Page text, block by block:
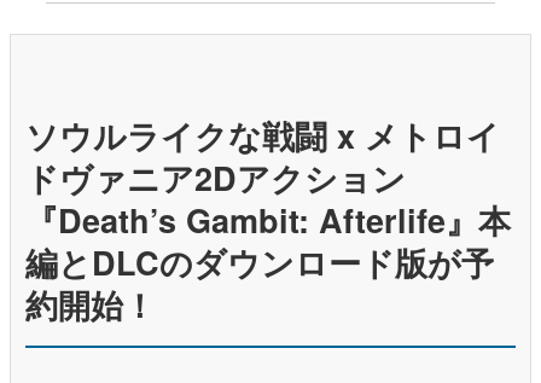
ソウルライクな戦闘 x メトロイ
ドヴァニア2Dアクション
『Death’s Gambit: Afterlife』本
編とDLCのダウンロード版が予
約開始！